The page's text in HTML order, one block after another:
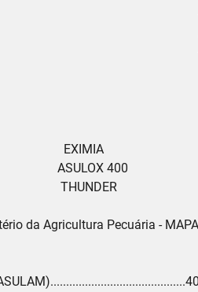
EXIMIA
ASULOX 400
THUNDER
da Agricultura Pecuária -